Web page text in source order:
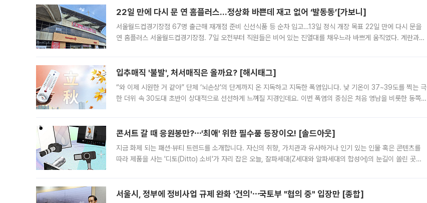
22일 만에 다시 문 연 홈플러스…정상화 바쁜데 재고 없어 ‘발동동’[가보니]
서울월드컵경기장점 67명 출근해 재개점 준비 신선식품 등 순차 입고…13일 정식 개장 목표 22일 만에 다시 문을
연 홈플러스 서울월드컵경기장점. 7일 오전부터 직원들은 비어 있는 진열대를 채우느라 바쁘게 움직였다. 계란과
입추매직 '불발', 처서매직은 올까요? [해시태그]
“와 이제 시원한 거 같아” 단체 ‘뇌손상’의 단계까지 온 지독하고 지독한 폭염입니다. 낮 기온이 37~39도를 찍는 극
한 더위 속 30도대 초반이 상대적으로 선선하게 느껴질 지경인데요. 이번 폭염의 중심은 처음 영남을 비롯한 동쪽
콘서트 갈 때 응원봉만?⋯'최애' 위한 필수품 등장이오! [솔드아웃]
지금 화제 되는 패션·뷰티 트렌드를 소개합니다. 자신의 취향, 가치관과 유사하거나 인기 있는 인물 혹은 콘텐츠를
따라 제품을 사는 '디토(Ditto) 소비'가 자리 잡은 오늘, 잘파세대(Z세대와 알파세대의 합성어)의 눈길이 쏠린 곳은
서울시, 정부에 정비사업 규제 완화 '건의'⋯국토부 "협의 중" 입장만 [종합]